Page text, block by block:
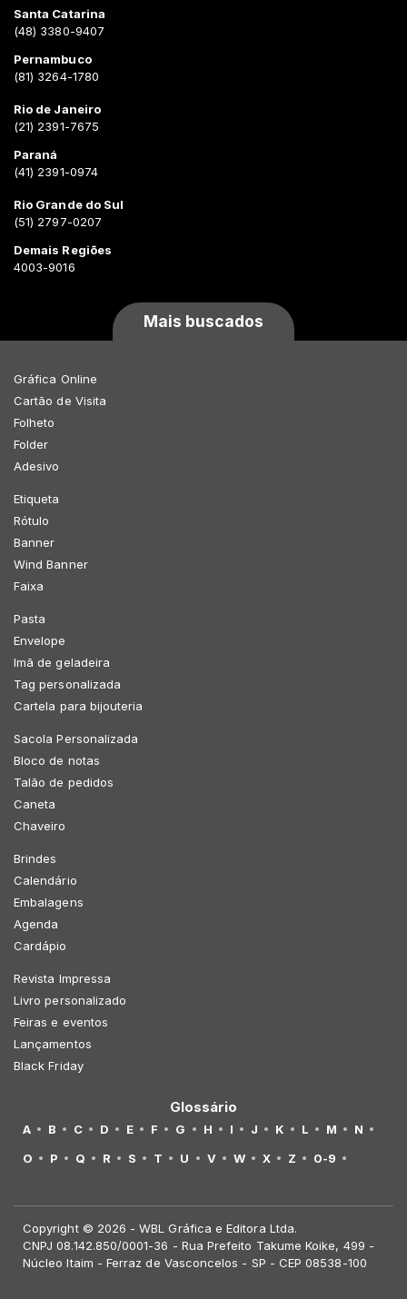
Santa Catarina
(48) 3380-9407
Pernambuco
(81) 3264-1780
Rio de Janeiro
(21) 2391-7675
Paraná
(41) 2391-0974
Rio Grande do Sul
(51) 2797-0207
Demais Regiões
4003-9016
Mais buscados
Gráfica Online
Cartão de Visita
Folheto
Folder
Adesivo
Etiqueta
Rótulo
Banner
Wind Banner
Faixa
Pasta
Envelope
Imã de geladeira
Tag personalizada
Cartela para bijouteria
Sacola Personalizada
Bloco de notas
Talão de pedidos
Caneta
Chaveiro
Brindes
Calendário
Embalagens
Agenda
Cardápio
Revista Impressa
Livro personalizado
Feiras e eventos
Lançamentos
Black Friday
Glossário
A B C D E F G H I J K L M
N
O
P Q R S T U V W X Z 0-9
Copyright © 2026 - WBL Gráfica e Editora Ltda.
CNPJ 08.142.850/0001-36 - Rua Prefeito Takume Koike, 499 -
Núcleo Itaim - Ferraz de Vasconcelos - SP - CEP 08538-100